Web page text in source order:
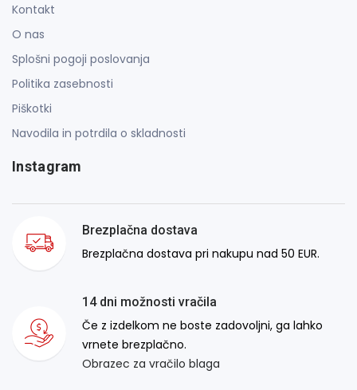
Kontakt
O nas
Splošni pogoji poslovanja
Politika zasebnosti
Piškotki
Navodila in potrdila o skladnosti
Instagram
Brezplačna dostava
Brezplačna dostava pri nakupu nad 50 EUR.
14 dni možnosti vračila
Če z izdelkom ne boste zadovoljni, ga lahko
vrnete brezplačno.
Obrazec za vračilo blaga